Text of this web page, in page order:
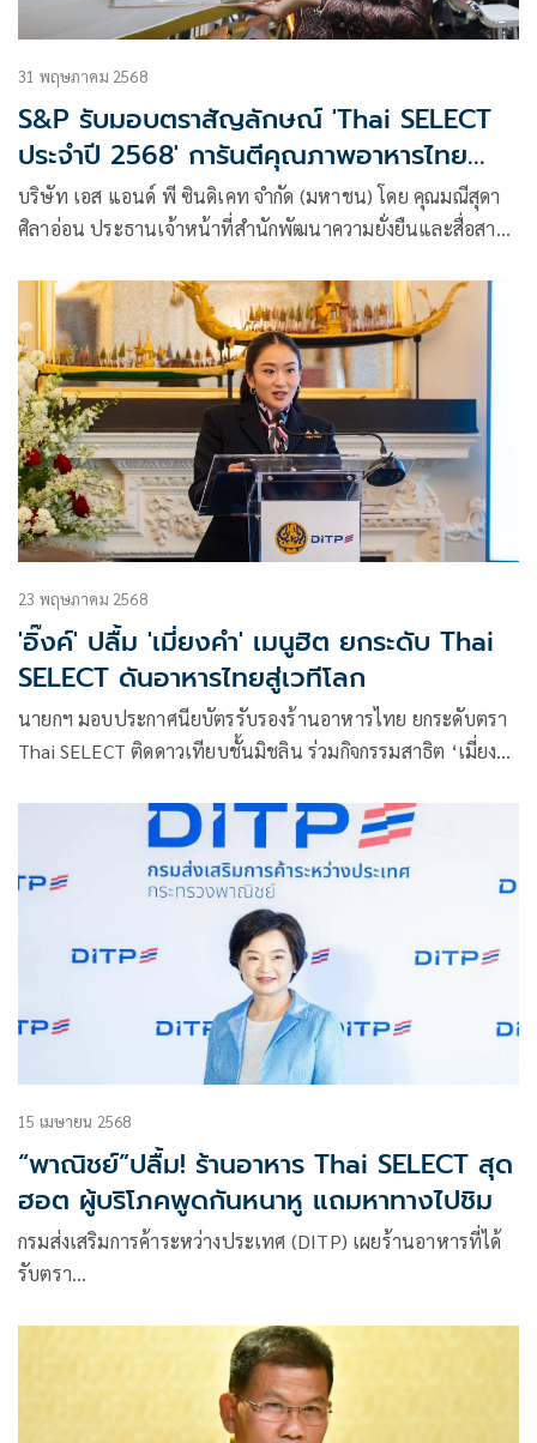
31 พฤษภาคม 2568
S&P รับมอบตราสัญลักษณ์ 'Thai SELECT
ประจำปี 2568' การันตีคุณภาพอาหารไทย
สำเร็จรูป ในงานแสดงสินค้าอาหาร THAIFEX-
ANUGA ASIA 2025
บริษัท เอส แอนด์ พี ซินดิเคท จำกัด (มหาชน) โดย คุณมณีสุดา
ศิลาอ่อน ประธานเจ้าหน้าที่สำนักพัฒนาความยั่งยืนและสื่อสาร
2568” จาก คุณสุนันทา กังวาลกุลกิจ อธิบดีกรมส่งเสริมการค้า
ระหว่างประเทศ กระทรวงพาณิชย์
23 พฤษภาคม 2568
'อิ๊งค์' ปลื้ม 'เมี่ยงคำ' เมนูฮิต ยกระดับ Thai
SELECT ดันอาหารไทยสู่เวทีโลก
นายกฯ มอบประกาศนียบัตรรับรองร้านอาหารไทย ยกระดับตรา
Thai SELECT ติดดาวเทียบชั้นมิชลิน ร่วมกิจกรรมสาธิต ‘เมี่ยง
15 เมษายน 2568
“พาณิชย์”ปลื้ม! ร้านอาหาร Thai SELECT สุด
ฮอต ผู้บริโภคพูดกันหนาหู แถมหาทางไปชิม
กรมส่งเสริมการค้าระหว่างประเทศ (DITP) เผยร้านอาหารที่ได้
รับตรา
เสริมการตลาด